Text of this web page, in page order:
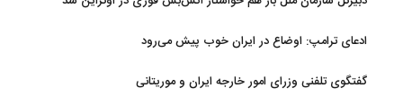
ادعای ترامپ: اوضاع در ایران خوب پیش می‌رود
گفتگوی تلفنی وزرای امور خارجه ایران و موریتانی